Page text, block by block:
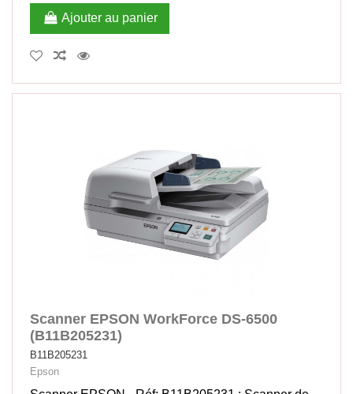
Ajouter au panier
Scanner EPSON WorkForce DS-6500
(B11B205231)
B11B205231
Epson